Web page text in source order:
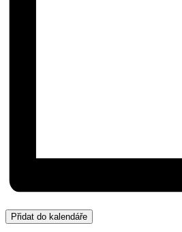
Přidat do kalendáře